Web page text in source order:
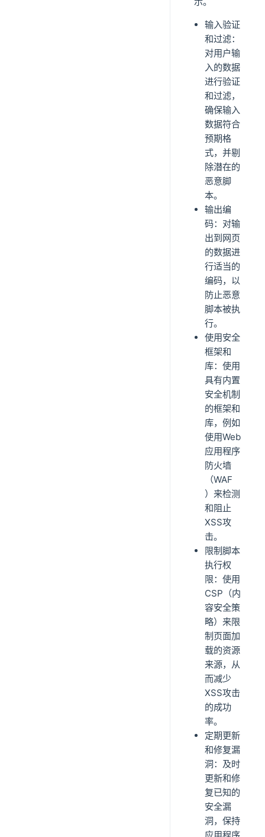
输入验证
和过滤：
对用户输
入的数据
进行验证
和过滤，
确保输入
数据符合
预期格
式，并剔
除潜在的
恶意脚
本。
输出编
码：对输
出到网页
的数据进
行适当的
编码，以
防止恶意
脚本被执
行。
使用安全
框架和
库：使用
具有内置
安全机制
的框架和
库，例如
使用Web
应用程序
防火墙
（WAF
）来检测
和阻止
XSS攻
击。
限制脚本
执行权
限：使用
CSP（内
容安全策
略）来限
制页面加
载的资源
来源，从
而减少
XSS攻击
的成功
率。
定期更新
和修复漏
洞：及时
更新和修
复已知的
安全漏
洞，保持